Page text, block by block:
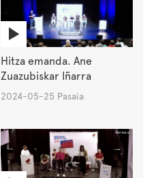
Hitza emanda. Ane
Zuazubiskar Iñarra
2024-05-25 Pasaia